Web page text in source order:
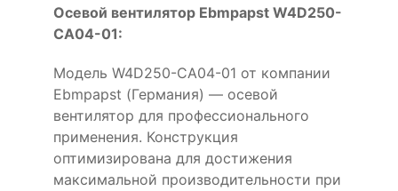
Осевой вентилятор Ebmpapst W4D250-
CA04-01:
Модель W4D250-CA04-01 от компании
Ebmpapst (Германия) — осевой
вентилятор для профессионального
применения. Конструкция
оптимизирована для достижения
максимальной производительности при